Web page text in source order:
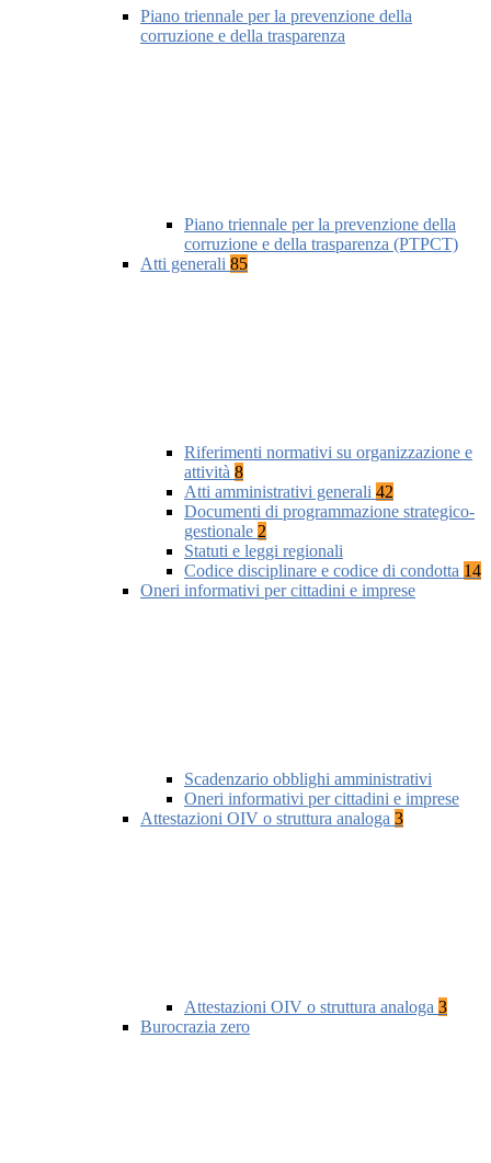
Piano triennale per la prevenzione della
corruzione e della trasparenza
Piano triennale per la prevenzione della
corruzione e della trasparenza (PTPCT)
Atti generali 85
Riferimenti normativi su organizzazione e
attività 8
Atti amministrativi generali 42
Documenti di programmazione strategico-
gestionale 2
Statuti e leggi regionali
Codice disciplinare e codice di condotta 14
Oneri informativi per cittadini e imprese
Scadenzario obblighi amministrativi
Oneri informativi per cittadini e imprese
Attestazioni OIV o struttura analoga 3
Attestazioni OIV o struttura analoga 3
Burocrazia zero